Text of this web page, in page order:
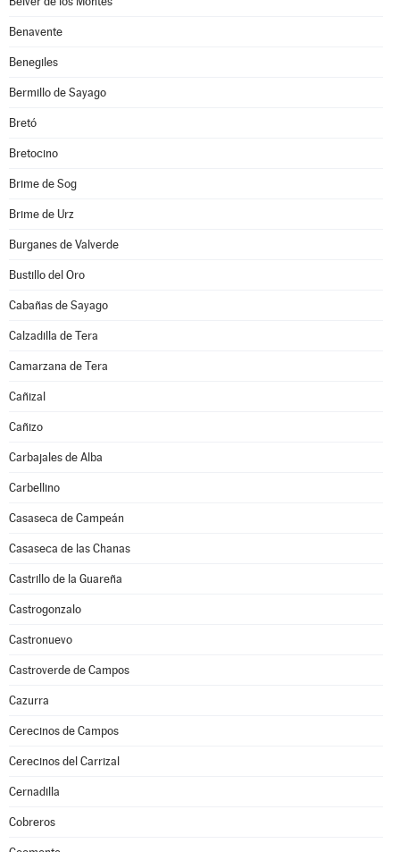
Benavente
Benegiles
Bermillo de Sayago
Bretó
Bretocino
Brime de Sog
Brime de Urz
Burganes de Valverde
Bustillo del Oro
Cabañas de Sayago
Calzadilla de Tera
Camarzana de Tera
Cañizal
Cañizo
Carbajales de Alba
Carbellino
Casaseca de Campeán
Casaseca de las Chanas
Castrillo de la Guareña
Castrogonzalo
Castronuevo
Castroverde de Campos
Cazurra
Cerecinos de Campos
Cerecinos del Carrizal
Cernadilla
Cobreros